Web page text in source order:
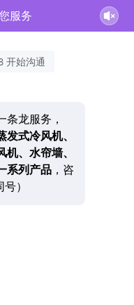
服务
开始沟通
龙服务，
发式冷风机、
、水帘墙、
系列产品，咨
）